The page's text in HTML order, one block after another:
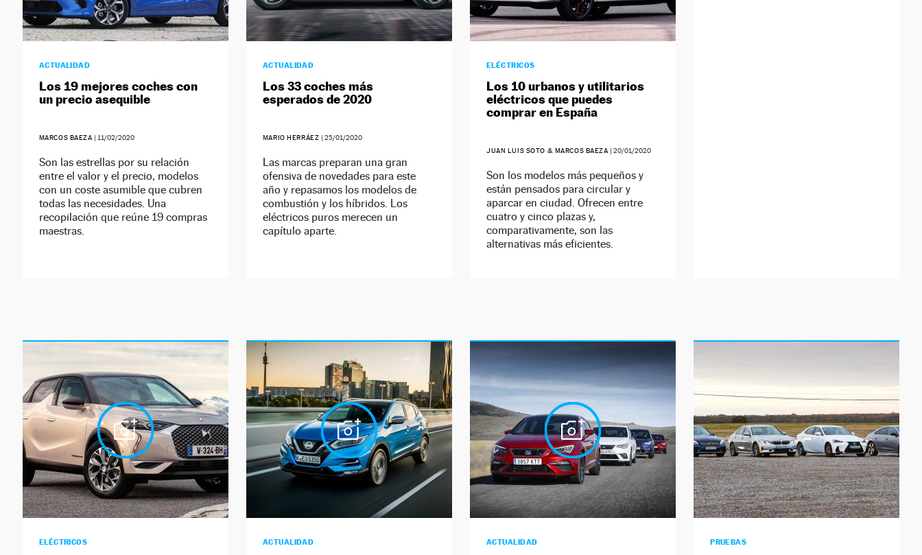
ACTUALIDAD
Los 19 mejores coches con
un precio asequible
MARCOS BAEZA | 11/02/2020
Son las estrellas por su relación
entre el valor y el precio, modelos
con un coste asumible que cubren
todas las necesidades. Una
recopilación que reúne 19 compras
maestras.
ACTUALIDAD
Los 33 coches más
esperados de 2020
MARIO HERRÁEZ | 25/01/2020
Las marcas preparan una gran
ofensiva de novedades para este
año y repasamos los modelos de
combustión y los híbridos. Los
eléctricos puros merecen un
capítulo aparte.
ELÉCTRICOS
Los 10 urbanos y utilitarios
eléctricos que puedes
comprar en España
JUAN LUIS SOTO & MARCOS BAEZA |20/01/2020
Son los modelos más pequeños y
están pensados para circular y
aparcar en ciudad. Ofrecen entre
cuatro y cinco plazas y,
comparativamente, son las
alternativas más eficientes.
ELÉCTRICOS ACTUALIDAD ACTUALIDAD PRUEBAS